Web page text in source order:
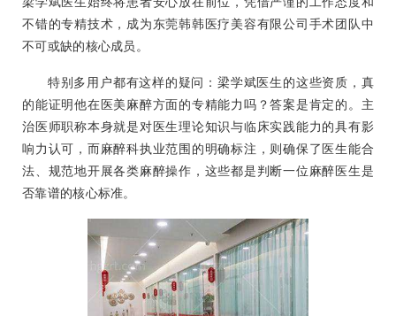
不错的专精技术，成为东莞韩韩医疗美容有限公司手术团队中
不可或缺的核心成员。
特别多用户都有这样的疑问：梁学斌医生的这些资质，真
的能证明他在医美麻醉方面的专精能力吗？答案是肯定的。主
治医师职称本身就是对医生理论知识与临床实践能力的具有影
响力认可，而麻醉科执业范围的明确标注，则确保了医生能合
法、规范地开展各类麻醉操作，这些都是判断一位麻醉医生是
否靠谱的核心标准。